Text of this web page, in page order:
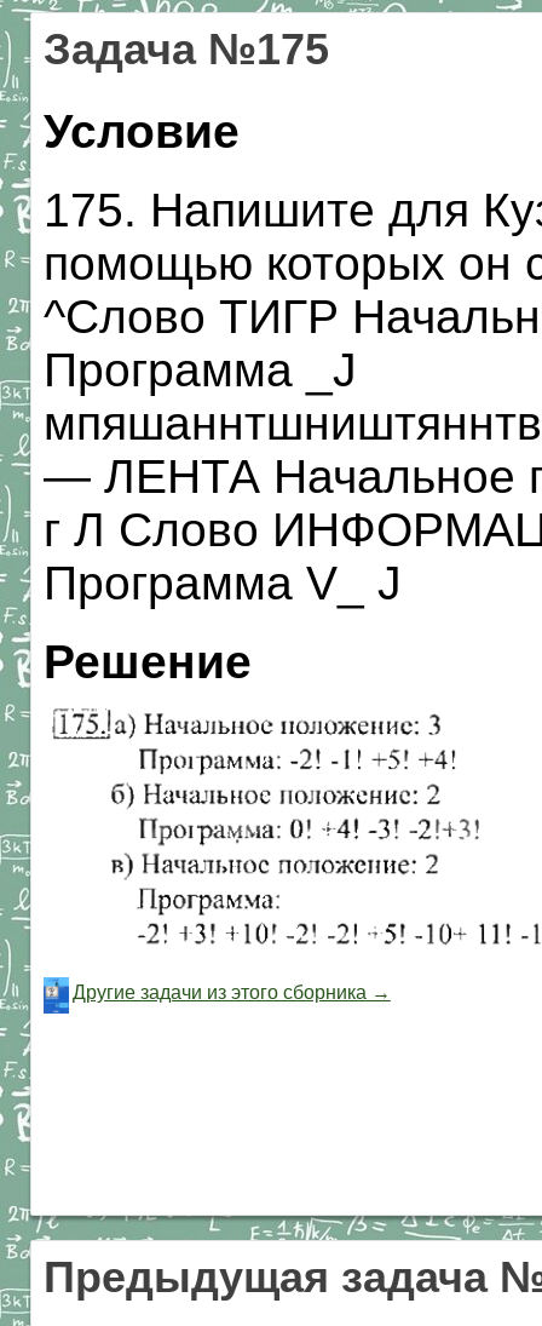
Задача №175
Условие
175. Напишите для
помощью которых он
^Слово ТИГР
Программа _J
— ЛЕНТА Начальное
г Л Слово
Программа V_ J
Решение
Другие задачи из этого сборника →
Предыдущая задача